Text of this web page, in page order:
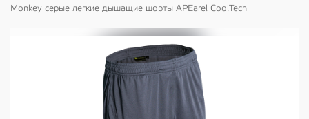
Monkey серые легкие дышащие шорты APEarel CoolTech